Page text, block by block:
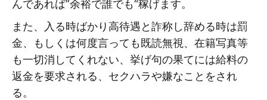
んであれば”余裕で誰でも“稼げます。
また、入る時ばかり高待遇と詐称し辞める時は罰
金、もしくは何度言っても既読無視、在籍写真等
も一切消してくれない、挙げ句の果てには給料の
返金を要求される、セクハラや嫌なことをされ
る。